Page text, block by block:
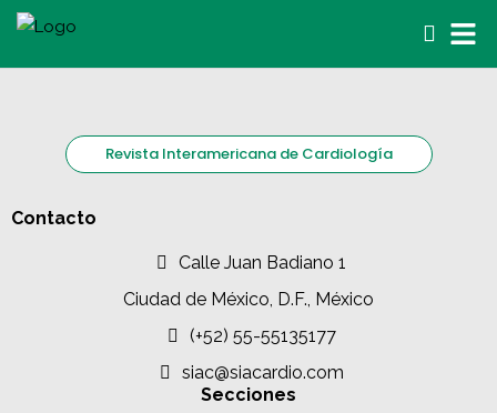
Revista Interamericana de Cardiología
Contacto
Calle Juan Badiano 1
Ciudad de México, D.F., México
(+52) 55-55135177
siac@siacardio.com
Secciones